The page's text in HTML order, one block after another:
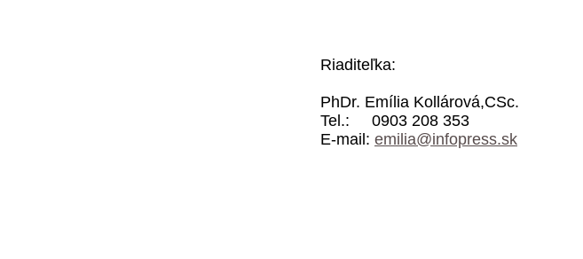
Riaditeľka:
PhDr. Emília Kollárová,CSc.
Tel.: 0903 208 353
E-mail: emilia@infopress.sk